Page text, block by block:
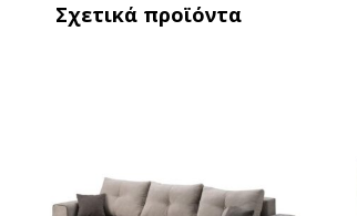
Σχετικά προϊόντα